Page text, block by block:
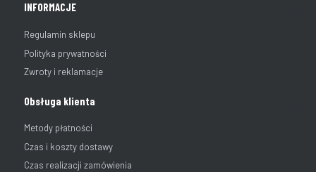
INFORMACJE
Regulamin sklepu
Polityka prywatności
Zwroty i reklamacje
Obsługa klienta
Metody płatności
Czas i koszty dostawy
Czas realizacji zamówienia